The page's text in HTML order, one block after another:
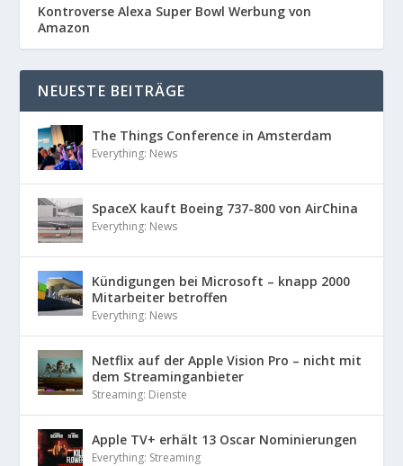
Kontroverse Alexa Super Bowl Werbung von
Amazon
NEUESTE BEITRÄGE
The Things Conference in Amsterdam
Everything: News
SpaceX kauft Boeing 737-800 von AirChina
Everything: News
Kündigungen bei Microsoft – knapp 2000
Mitarbeiter betroffen
Everything: News
Netflix auf der Apple Vision Pro – nicht mit
dem Streaminganbieter
Streaming: Dienste
Apple TV+ erhält 13 Oscar Nominierungen
Everything: Streaming